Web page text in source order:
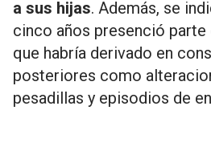
a sus hijas. Además, se
cinco años presenció
que habría derivado en
posteriores como
pesadillas y episodios de